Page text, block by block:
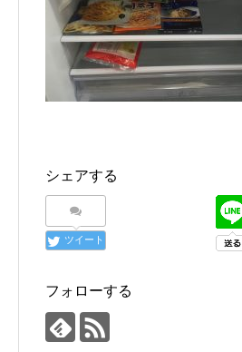
シェアする
ツイート
フォローする